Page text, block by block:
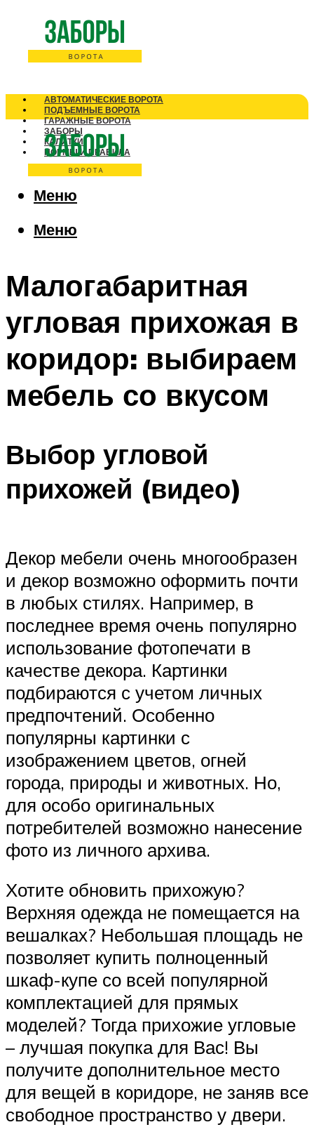
АВТОМАТИЧЕСКИЕ ВОРОТА
ПОДЪЕМНЫЕ ВОРОТА
ГАРАЖНЫЕ ВОРОТА
ЗАБОРЫ
КАЛИТКИ
НОРМЫ И ПРАВИЛА
Меню
Меню
Малогабаритная
угловая прихожая в
коридор: выбираем
мебель со вкусом
Выбор угловой
прихожей (видео)
Декор мебели очень многообразен
и декор возможно оформить почти
в любых стилях. Например, в
последнее время очень популярно
использование фотопечати в
качестве декора. Картинки
подбираются с учетом личных
предпочтений. Особенно
популярны картинки с
изображением цветов, огней
города, природы и животных. Но,
для особо оригинальных
потребителей возможно нанесение
фото из личного архива.
Хотите обновить прихожую?
Верхняя одежда не помещается на
вешалках? Небольшая площадь не
позволяет купить полноценный
шкаф-купе со всей популярной
комплектацией для прямых
моделей? Тогда прихожие угловые
– лучшая покупка для Вас! Вы
получите дополнительное место
для вещей в коридоре, не заняв все
свободное пространство у двери.